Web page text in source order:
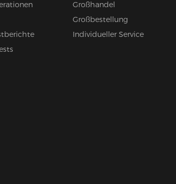
Großhandel
Großbestellung
Individueller Service